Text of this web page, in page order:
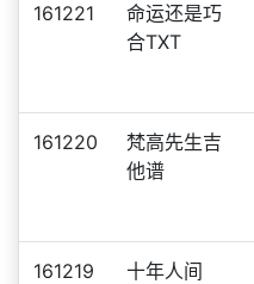
161221
命运还是巧
合TXT
161220
梵高先生吉
他谱
161219 十年人间